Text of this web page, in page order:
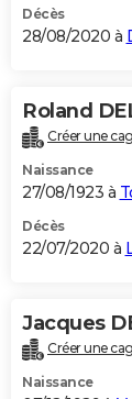
Décès
28/08/2020 à
Roland
Créer une
Naissance
27/08/1923 à
Décès
22/07/2020 à
Jacques
Créer une
Naissance